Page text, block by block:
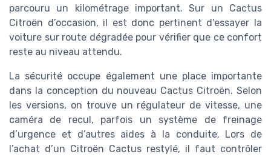
parcouru un kilométrage important. Sur un Cactus
Citroën d’occasion, il est donc pertinent d’essayer la
voiture sur route dégradée pour vérifier que ce confort
reste au niveau attendu.
La sécurité occupe également une place importante
dans la conception du nouveau Cactus Citroën. Selon
les versions, on trouve un régulateur de vitesse, une
caméra de recul, parfois un système de freinage
d’urgence et d’autres aides à la conduite. Lors de
l’achat d’un Citroën Cactus restylé, il faut contrôler